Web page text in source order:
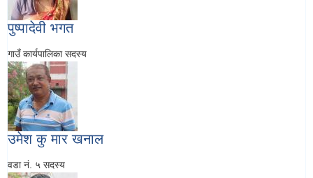
पुष्पादेवी भगत
गाउँ कार्यपालिका सदस्य
उमेश कु मार खनाल
वडा नं. ५ सदस्य